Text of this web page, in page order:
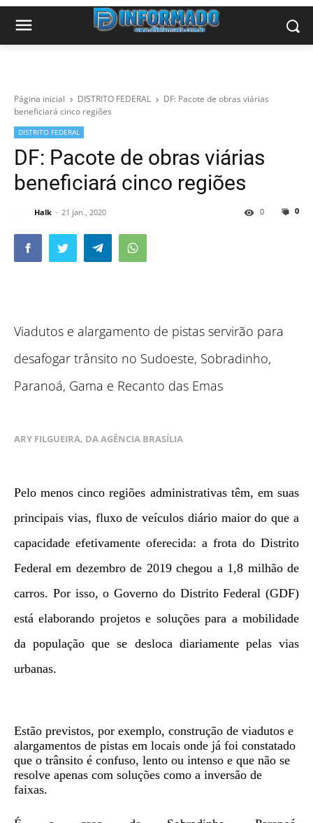
Página inicial DISTRITO FEDERAL
DF: Pacote de obras viárias
beneficiará cinco regiões
DISTRITO FEDERAL
DF: Pacote de obras viárias
beneficiará cinco regiões
Halk 21 jan., 2020 0
0
Viadutos e alargamento de pistas servirão para
desafogar trânsito no Sudoeste, Sobradinho,
Paranoá, Gama e Recanto das Emas
ARY FILGUEIRA, DA AGÊNCIA BRASÍLIA
Pelo menos cinco regiões administrativas têm, em suas
principais vias, fluxo de veículos diário maior do que a
capacidade efetivamente oferecida: a frota do Distrito
Federal em dezembro de 2019 chegou a 1,8 milhão de
carros. Por isso, o Governo do Distrito Federal (GDF)
está elaborando projetos e soluções para a mobilidade
da população que se desloca diariamente pelas vias
urbanas.
Estão previstos, por exemplo, construção de viadutos e
alargamentos de pistas em locais onde já foi constatado
que o trânsito é confuso, lento ou intenso e que não se
resolve apenas com soluções como a inversão de
faixas.